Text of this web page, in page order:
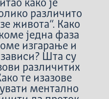
како је
различито
живота“. Како
једна фаза
изгарање и
Шта су
различитих
те изазове
ментално